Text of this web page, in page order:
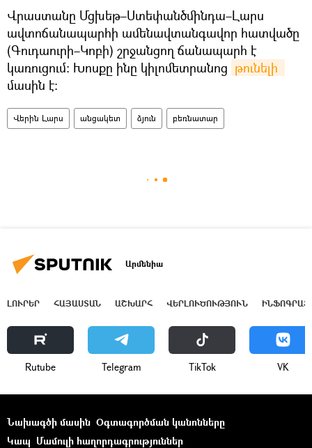
Վրաստանը Մցխեթ–Ստեփանծմինդա–Լարս
ավտոճանապարհի ամենավտանգավոր հատվածը
(Գուդաուրի–Կոբի) շրջանցող ճանապարհ է
կառուցում։ Խոսքը ինը կիլոմետրանոց
մասին է։
Վերին Լարս անցակետ ձյուն բեռնատար
Արմենիա
ԼՈՒՐԵՐ ՀԱՅԱՍՏԱՆ ԱՇԽԱՐՀ ՎԵՐԼՈՒԾՈՒԹՅՈՒՆ
Rutube Telegram ТikТоk VK
Նախագծի մասին Օգտագործման կանոնները
Կապ Մամուլի հաղորդագրություններ